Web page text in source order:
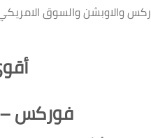
والاوبشن والسوق
فوركس –